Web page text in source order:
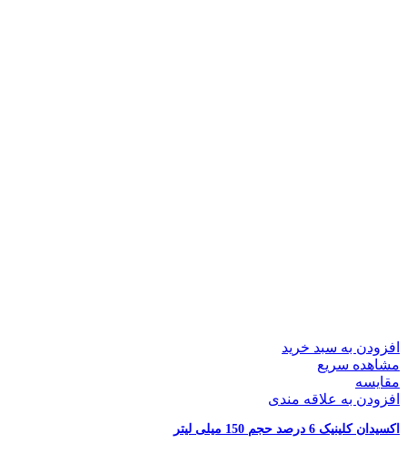
افزودن به سبد خرید
مشاهده سریع
مقایسه
افزودن به علاقه مندی
اکسیدان کلینیک 6 درصد حجم 150 میلی لیتر